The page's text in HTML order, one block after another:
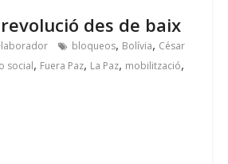
des de baix
bloqueos, Bolívia, César
social, Fuera Paz, La Paz, mobilització,